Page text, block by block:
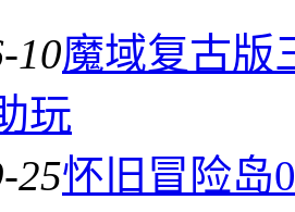
10魔域复古版
玩
25怀旧冒险岛